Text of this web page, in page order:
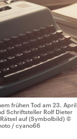
frühen Tod am 23. April
Schriftsteller Rolf Dieter
auf (Symbolbild) ©
/ cyano66